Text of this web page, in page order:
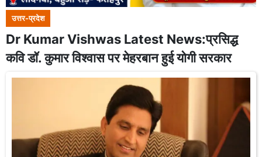
उत्तर-प्रदेश
Dr Kumar Vishwas Latest News:प्रसिद्ध
कवि डॉ. कुमार विश्वास पर मेहरबान हुई योगी सरकार